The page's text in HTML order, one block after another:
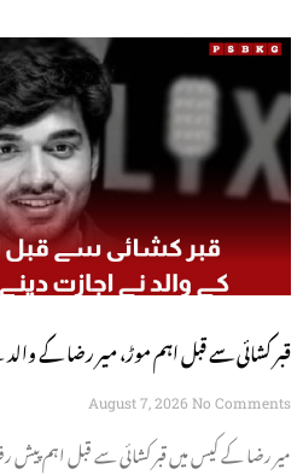
قبر کشائی سے قبل اہم موڑ، میر رضا کے
August 7, 2026 No Comments
میر رضا کے کیس میں قبر کشائی سے قبل اہم